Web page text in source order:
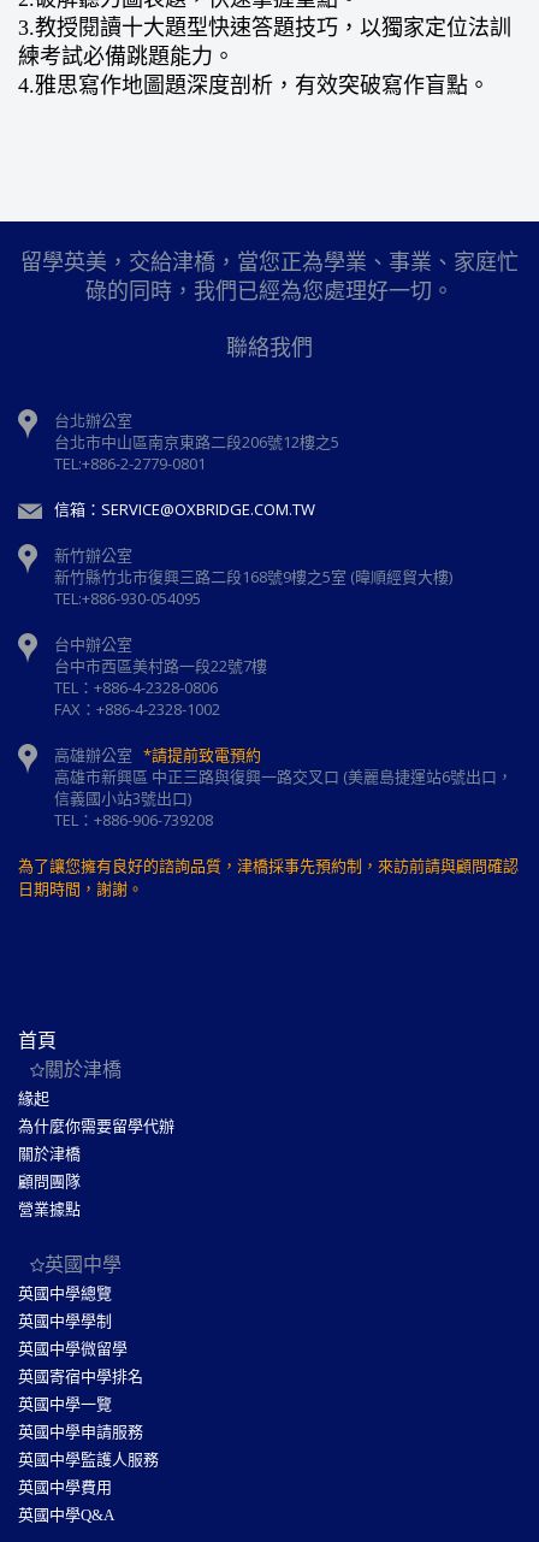
3.教授閱讀十大題型快速答題技巧，以獨家定位法訓
練考試必備跳題能力。
4.雅思寫作地圖題深度剖析，有效突破寫作盲點。
留學英美，交給津橋，當您正為學業、事業、家庭忙
碌的同時，我們已經為您處理好一切。
聯絡我們
台北辦公室
台北市中山區南京東路二段206號12樓之5
TEL:+886-2-2779-0801
信箱：SERVICE@OXBRIDGE.COM.TW
新竹辦公室
新⽵縣⽵北市復興三路⼆段168號9樓之5室 (暐順經貿大樓)
TEL:+886-930-054095
台中辦公室
台中市西區美村路一段22號7樓
TEL：+886-4-2328-0806
FAX：+886-4-2328-1002
高雄辦公室 *請提前致電預約
高雄市新興區 中正三路與復興一路交叉口 (美麗島捷運站6號出口，
信義國小站3號出口)
TEL：+886-906-739208
為了讓您擁有良好的諮詢品質，津橋採事先預約制，來訪前請與顧問確認
日期時間，謝謝。
首頁
關於津橋
緣起
為什麼你需要留學代辦
關於津橋
顧問團隊
營業據點
英國中學
英國中學總覽
英國中學學制
英國中學微留學
英國寄宿中學排名
英國中學一覽
英國中學申請服務
英國中學監護人服務
英國中學費用
英國中學Q&A